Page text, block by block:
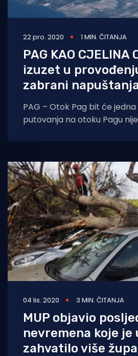
22 pro. 2020 1 MIN. ČITANJA
PAG KAO
izuzet u
zabrani
PAG – Otok Pag bit će
putovanja na otoku Pagu
04 lis. 2020 3 MIN. ČITANJA
MUP objavio
nevremena koje je
zahvatilo više